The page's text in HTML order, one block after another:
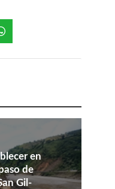
en
de
Gil-